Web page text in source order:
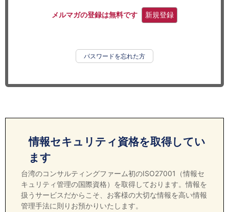
メルマガの登録は無料です 新規登録
パスワードを忘れた方
情報セキュリティ資格を取得してい
ます
台湾のコンサルティングファーム初のISO27001（情報セ
キュリティ管理の国際資格）を取得しております。情報を
扱うサービスだからこそ、お客様の大切な情報を高い情報
管理手法に則りお預かりいたします。